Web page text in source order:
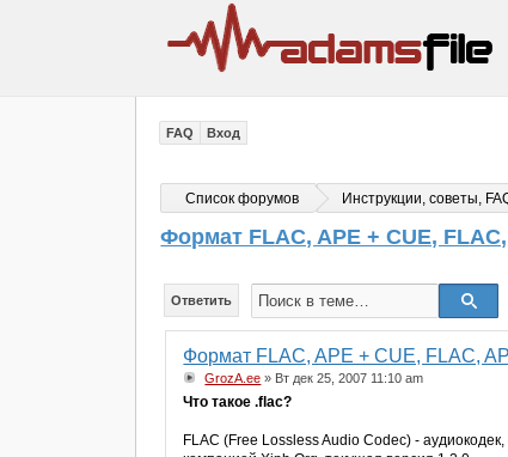
FAQ Вход
Список форумов Инструкции, советы,
Формат FLAC, APE + CUE,
Ответить
Формат FLAC, APE + CUE, FLAC,
GrozA.ee » Вт дек 25, 2007 11:10 am
Что такое .flac?
FLAC (Free Lossless Audio Codec) -